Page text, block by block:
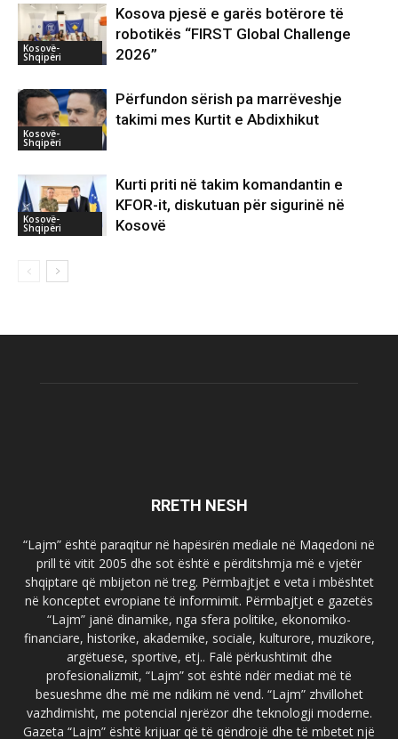
Kosovë-
Shqipëri
Kosova pjesë e garës botërore të
robotikës “FIRST Global Challenge
2026”
Kosovë-
Shqipëri
Përfundon sërish pa marrëveshje
takimi mes Kurtit e Abdixhikut
Kosovë-
Shqipëri
Kurti priti në takim komandantin e
KFOR-it, diskutuan për sigurinë në
Kosovë
RRETH NESH
“Lajm” është paraqitur në hapësirën mediale në Maqedoni në
prill të vitit 2005 dhe sot është e përditshmja më e vjetër
shqiptare që mbijeton në treg. Përmbajtjet e veta i mbështet
në konceptet evropiane të informimit. Përmbajtjet e gazetës
“Lajm” janë dinamike, nga sfera politike, ekonomiko-
financiare, historike, akademike, sociale, kulturore, muzikore,
argëtuese, sportive, etj.. Falë përkushtimit dhe
profesionalizmit, “Lajm” sot është ndër mediat më të
besueshme dhe më me ndikim në vend. “Lajm” zhvillohet
vazhdimisht, me potencial njerëzor dhe teknologji moderne.
Gazeta “Lajm” është krijuar që të qëndrojë dhe të mbetet një